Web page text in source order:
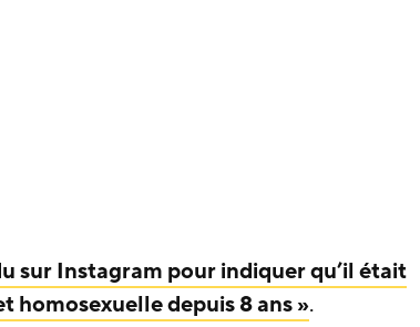
sur Instagram pour indiquer qu’il était
homosexuelle depuis 8 ans ».